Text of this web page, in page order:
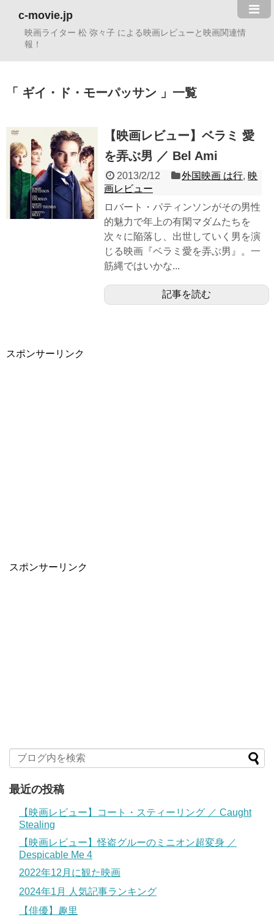
c-movie.jp
映画ライター 松 弥々子 による映画レビューと映画関連情
報！
ギイ・ド・モーパッサン 一覧
【映画レビュー】ベラミ 愛
を弄ぶ男 ／ Bel Ami
2013/2/12 外国映画 は行, 映
画レビュー
ロバート・パティンソンがその男性
的魅力で年上の有閑マダムたちを
次々に陥落し、出世していく男を演
じる映画『ベラミ愛を弄ぶ男』。一
筋縄ではいかな...
記事を読む
スポンサーリンク
スポンサーリンク
最近の投稿
【映画レビュー】コート・スティーリング ／ Caught
Stealing
【映画レビュー】怪盗グルーのミニオン超変身 ／
Despicable Me 4
2022年12月に観た映画
2024年1月 人気記事ランキング
【俳優】趣里